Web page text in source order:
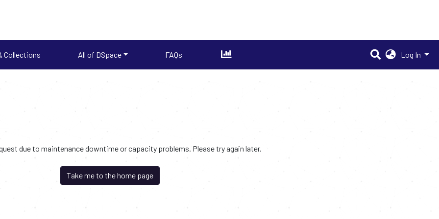
Collections All of DSpace FAQs Log In
due to maintenance downtime or capacity problems. Please try again later.
Take me to the home page